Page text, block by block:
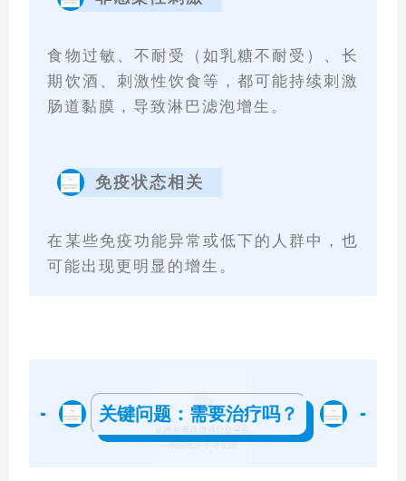
食物过敏、不耐受（如乳糖不耐受）、长
期饮酒、刺激性饮食等，都可能持续刺激
肠道黏膜，导致淋巴滤泡增生。
免疫状态相关
在某些免疫功能异常或低下的人群中，也
可能出现更明显的增生。
关键问题：需要治疗吗？